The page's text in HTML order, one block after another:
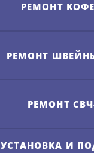
РЕМОНТ
РЕМОНТ
РЕМОНТ
УСТАНОВКА И